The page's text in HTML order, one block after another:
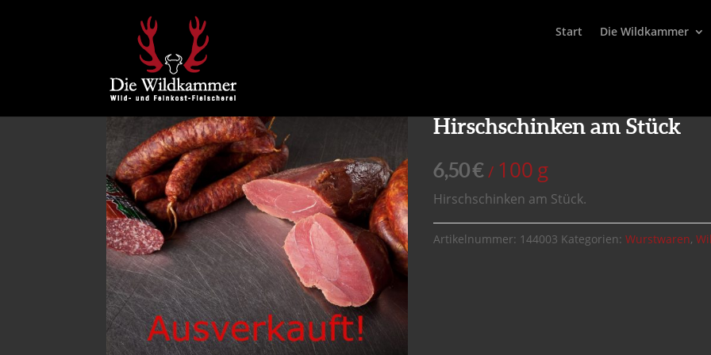
Start Die Wildkammer
Hirschschinken am Stück
6,50€/ 100g
Hirschschinken am Stück.
Artikelnummer: 144003 Kategorien:Wurstwaren,